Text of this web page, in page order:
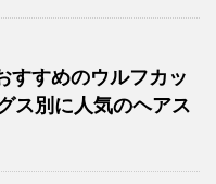
すすめのウルフカッ
ス別に人気のヘアス